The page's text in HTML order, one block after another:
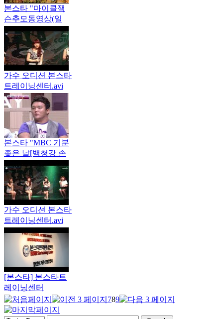
본스타 "마이클잭
슨추모동영상(일
가수 오디션 본스타
트레이닝센터.avi
본스타 "MBC 기분
좋은 날[백청강 손
가수 오디션 본스타
트레이닝센터.avi
[본스타] 본스타트
레이닝센터
789